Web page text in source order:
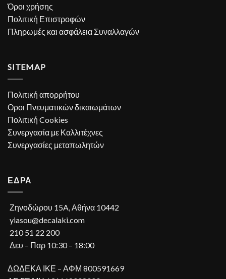
Όροι χρήσης
Πολιτική Επιστροφών
Πληρωμές και ασφάλεια Συναλλαγών
SITEMAP
Πολιτική απορρήτου
Οροι Πνευματικών δικαιωμάτων
Πολιτική Cookies
Συνεργασία με Καλλιτέχνες
Συνεργασίες μεταπωλητών
ΕΔΡΑ
Ζηνοδώρου 15A, Αθήνα 10442
yiasou@decalaki.com
210 51 22 200
Δευ – Παρ 10:30 – 18:00
ΔΩΔΕΚΑ ΙΚΕ – ΑΦΜ 800591669